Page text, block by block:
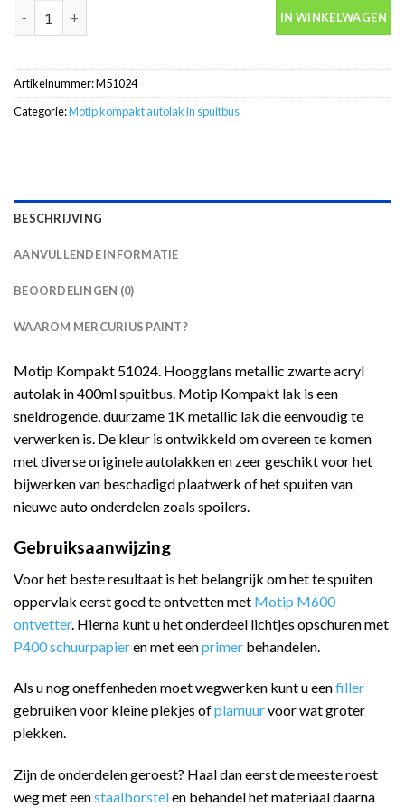
Motip Kompakt 51024 zwart metallic autolak in spuitbus 400ml
IN WINKELWAGEN
Artikelnummer:M51024
Categorie:Motip kompakt autolak in spuitbus
BESCHRIJVING
AANVULLENDE INFORMATIE
BEOORDELINGEN (0)
WAAROM MERCURIUS PAINT?
Motip Kompakt 51024. Hoogglans metallic zwarte acryl
autolak in 400ml spuitbus. Motip Kompakt lak is een
sneldrogende, duurzame 1K metallic lak die eenvoudig te
verwerken is. De kleur is ontwikkeld om overeen te komen
met diverse originele autolakken en zeer geschikt voor het
bijwerken van beschadigd plaatwerk of het spuiten van
nieuwe auto onderdelen zoals spoilers.
Gebruiksaanwijzing
Voor het beste resultaat is het belangrijk om het te spuiten
oppervlak eerst goed te ontvetten met Motip M600
ontvetter. Hierna kunt u het onderdeel lichtjes opschuren met
P400 schuurpapieren met eenprimer behandelen.
Als u nog oneffenheden moet wegwerken kunt u eenfiller
gebruiken voor kleine plekjes ofplamuurvoor wat groter
plekken.
Zijn de onderdelen geroest? Haal dan eerst de meeste roest
weg met eenstaalborstelen behandel het materiaal daarna